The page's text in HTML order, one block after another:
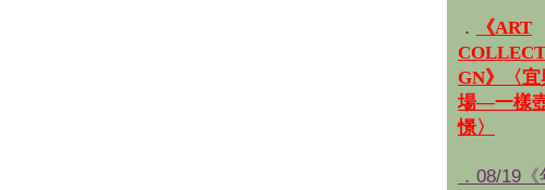
．
《ART
GN》〈
場—一樣
憬〉
．08/19